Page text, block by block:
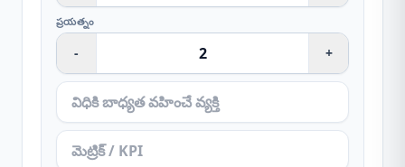
ప్రయత్నం
- +